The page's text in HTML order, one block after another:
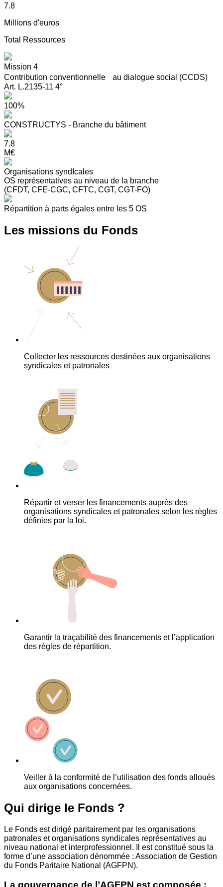
7.8
Millions d'euros
Total Ressources
Mission 4
Contribution conventionnelle au dialogue social (CCDS)
Art. L.2135-11 4°
100%
CONSTRUCTYS - Branche du bâtiment
7.8
M€
Organisations syndIcales
OS représentatives au niveau de la branche
(CFDT, CFE-CGC, CFTC, CGT, CGT-FO)
Répartition à parts égales entre les 5 OS
Les missions du Fonds
Collecter les ressources destinées aux organisations
syndicales et patronales
Répartir et verser les financements auprès des
organisations syndicales et patronales selon les règles
définies par la loi.
Garantir la traçabilité des financements et l’application
des règles de répartition.
Veiller à la conformité de l’utilisation des fonds alloués
aux organisations concernées.
Qui dirige le Fonds ?
Le Fonds est dirigé paritairement par les organisations
patronales et organisations syndicales représentatives au
niveau national et interprofessionnel. Il est constitué sous la
forme d’une association dénommée : Association de Gestion
du Fonds Paritaire National (AGFPN).
La gouvernance de l’AGFPN est composée :